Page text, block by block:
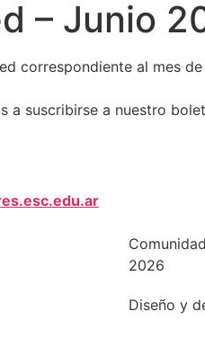
– Junio
correspondiente al mes
a suscribirse a nuestro
2026
Diseño y